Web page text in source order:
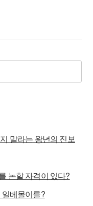
말라는 왕년의 진보
논할 자격이 있다?
베몰이를?